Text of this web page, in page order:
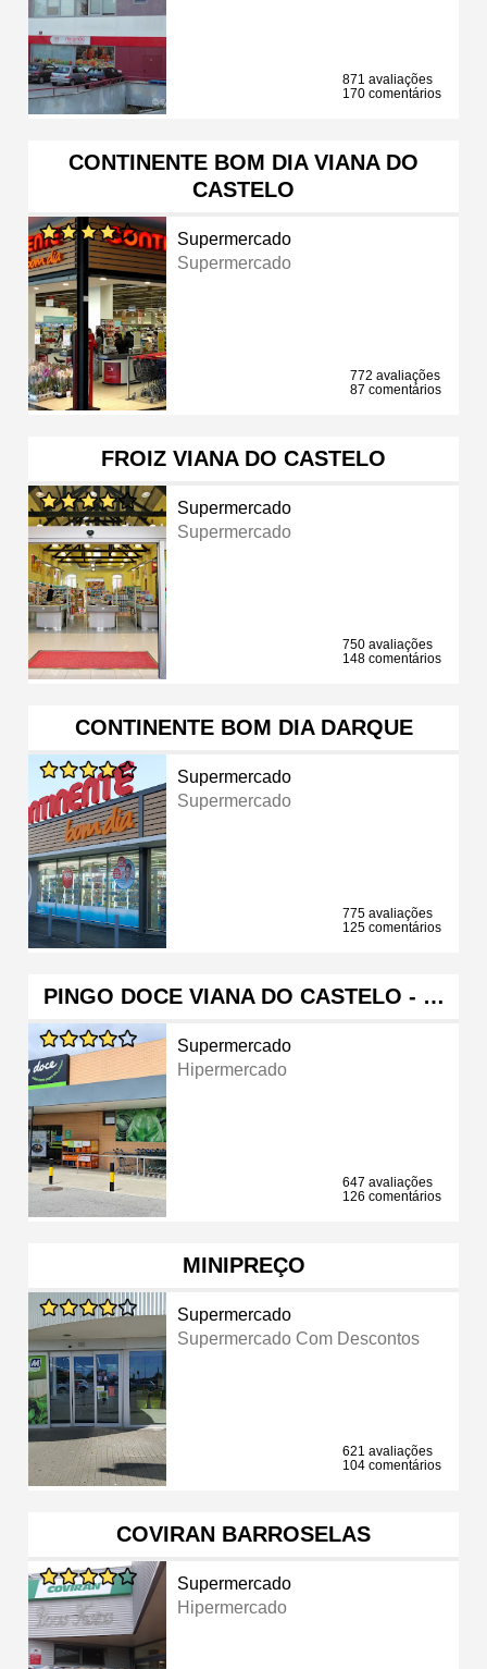
871 avaliações
170 comentários
CONTINENTE BOM DIA VIANA DO
CASTELO
Supermercado
Supermercado
772 avaliações
87 comentários
FROIZ VIANA DO CASTELO
Supermercado
Supermercado
750 avaliações
148 comentários
CONTINENTE BOM DIA DARQUE
Supermercado
Supermercado
775 avaliações
125 comentários
PINGO DOCE VIANA DO CASTELO - …
Supermercado
Hipermercado
647 avaliações
126 comentários
MINIPREÇO
Supermercado
Supermercado Com Descontos
621 avaliações
104 comentários
COVIRAN BARROSELAS
Supermercado
Hipermercado